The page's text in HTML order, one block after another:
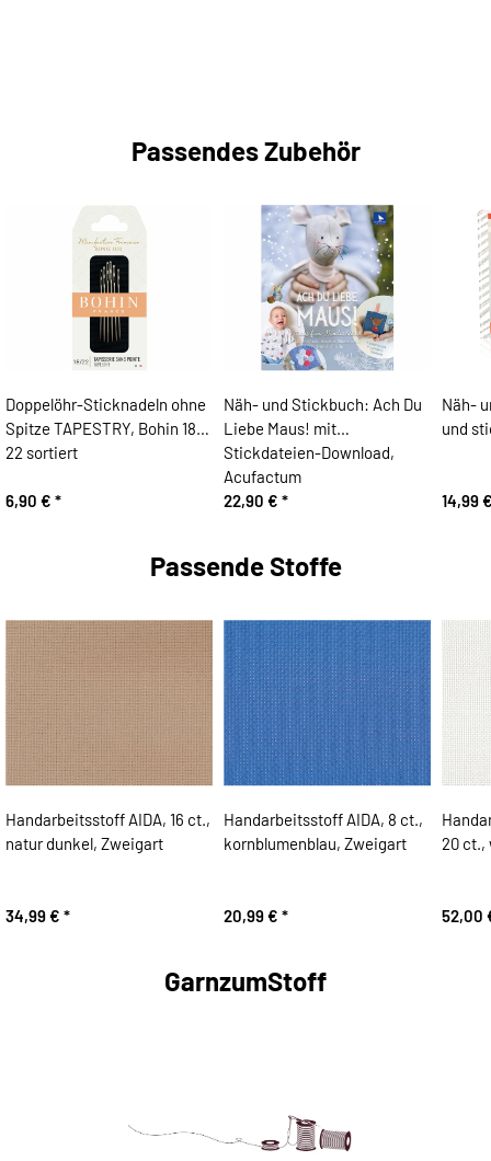
Passendes Zubehör
Doppelöhr-Sticknadeln ohne
Spitze TAPESTRY, Bohin 18-
22 sortiert
6,90 € *
Näh- und Stickbuch: Ach Du
Liebe Maus! mit
Stickdateien-Download,
Acufactum
22,90 € *
Näh-
und
14,99
Passende Stoffe
Handarbeitsstoff AIDA, 16 ct.,
natur dunkel, Zweigart
34,99 € *
Handarbeitsstoff AIDA, 8 ct.,
kornblumenblau, Zweigart
20,99 € *
20 ct.,
52,00
GarnzumStoff